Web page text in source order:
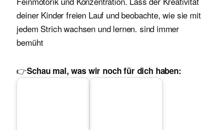
deiner Kinder freien Lauf und beobachte, wie sie mit
jedem Strich wachsen und lernen. sind immer
bemüht
👉Schau mal, was wir noch für dich haben: